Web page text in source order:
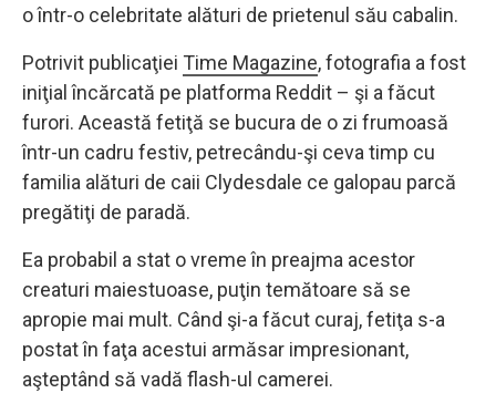
o într-o celebritate alături de prietenul său cabalin.
Potrivit publicaţiei Time Magazine, fotografia a fost
iniţial încărcată pe platforma Reddit – şi a făcut
furori. Această fetiţă se bucura de o zi frumoasă
într-un cadru festiv, petrecându-şi ceva timp cu
familia alături de caii Clydesdale ce galopau parcă
pregătiţi de paradă.
Ea probabil a stat o vreme în preajma acestor
creaturi maiestuoase, puţin temătoare să se
apropie mai mult. Când şi-a făcut curaj, fetiţa s-a
postat în faţa acestui armăsar impresionant,
aşteptând să vadă flash-ul camerei.